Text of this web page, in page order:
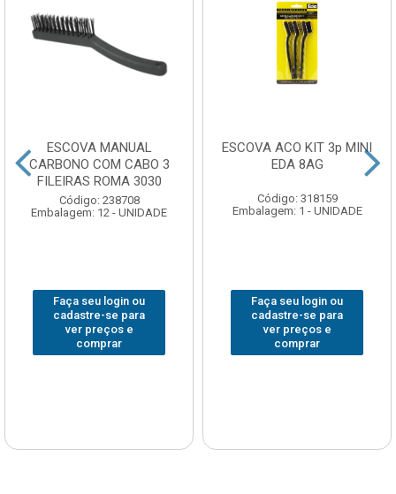
ESCOVA MANUAL
CARBONO COM CABO 3
FILEIRAS ROMA 3030
Código: 238708
Embalagem: 12 - UNIDADE
Faça seu login ou
cadastre-se para
ver preços e
comprar
ESCOVA ACO KIT 3p MINI
EDA 8AG
Código: 318159
Embalagem: 1 - UNIDADE
Faça seu login ou
cadastre-se para
ver preços e
comprar